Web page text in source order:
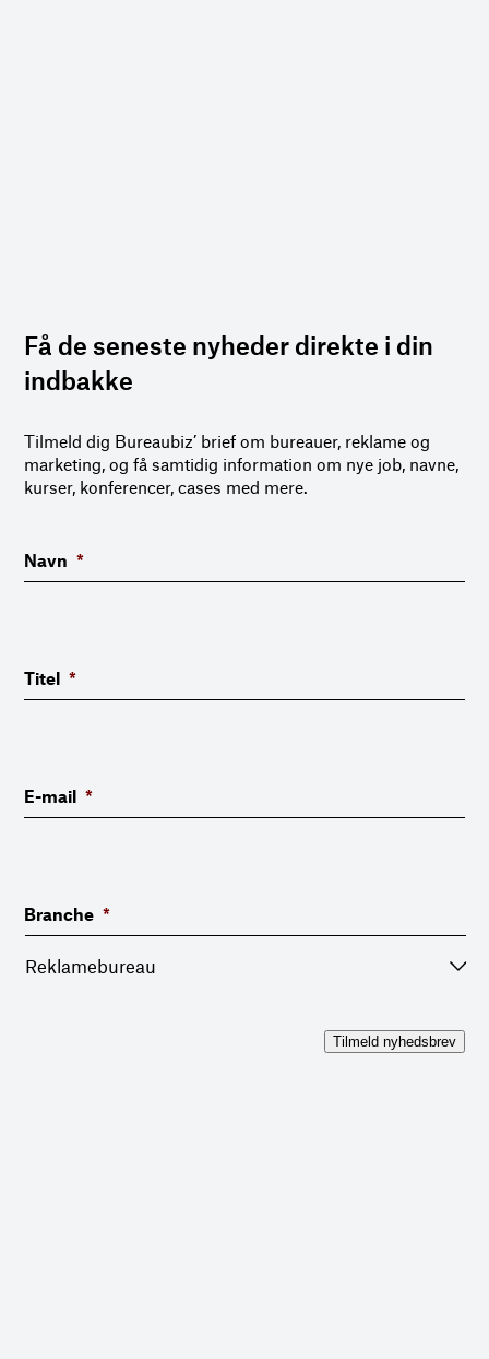
Få de seneste nyheder direkte i din
indbakke
Tilmeld dig Bureaubiz’ brief om bureauer, reklame og
marketing, og få samtidig information om nye job, navne,
kurser, konferencer, cases med mere.
Navn *
Titel *
E-mail *
Branche *
Tilmeld nyhedsbrev